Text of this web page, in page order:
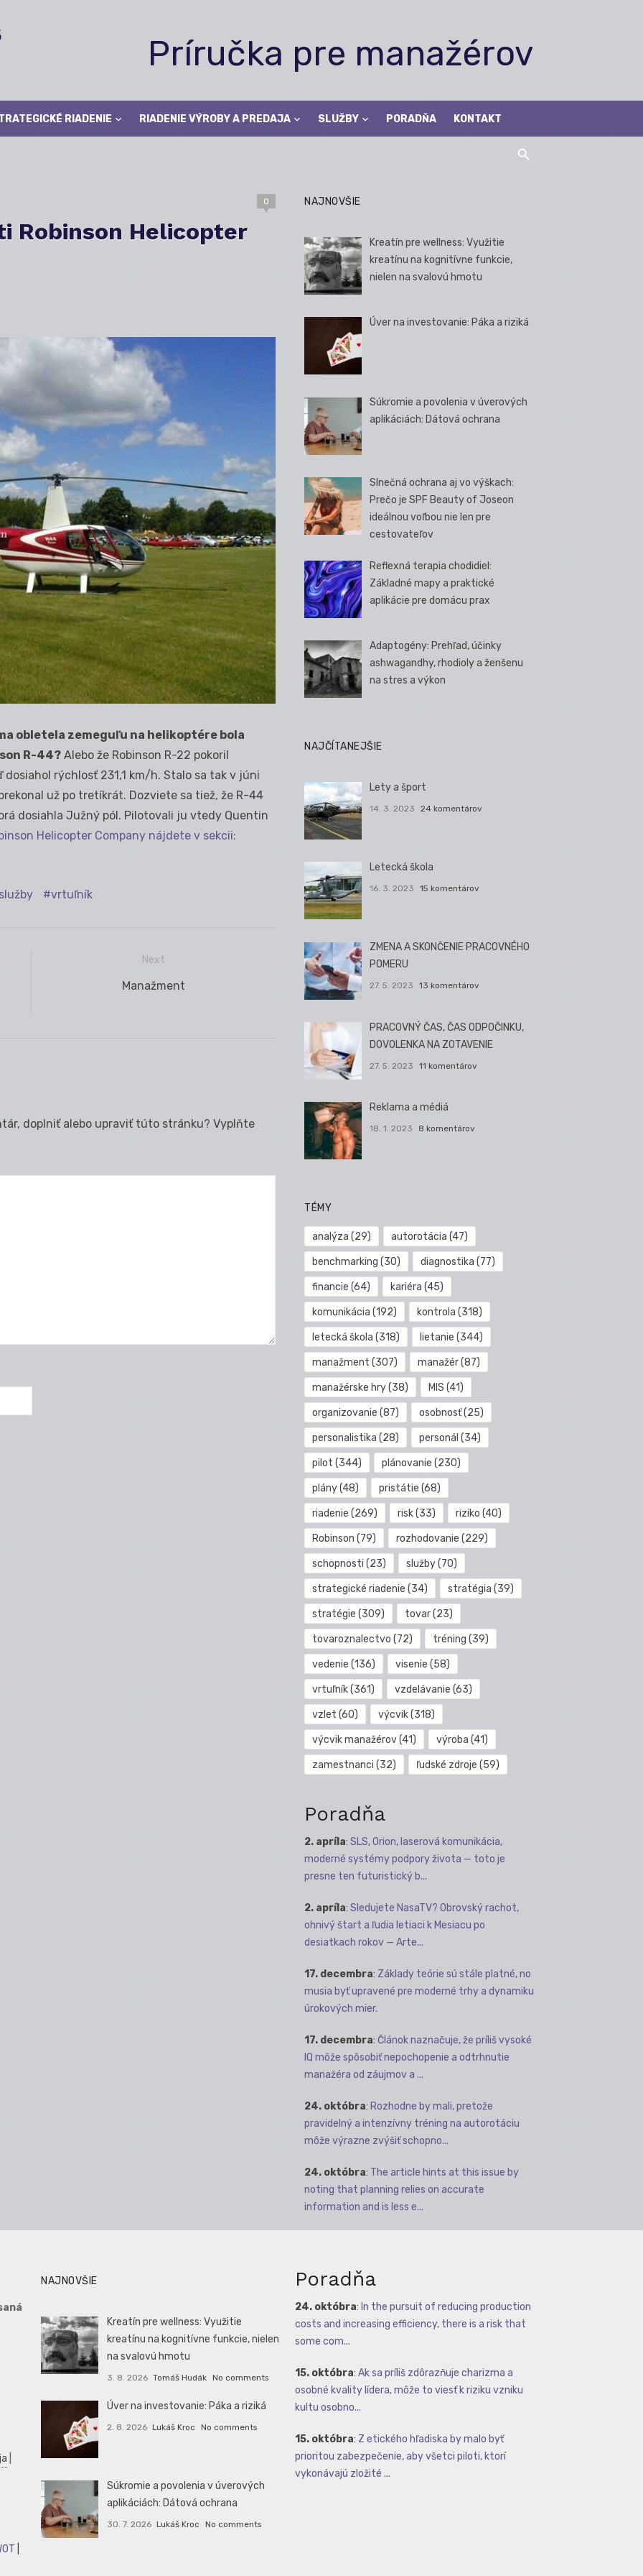
Príručka pre manažérov
RIADENIE RIADENIE VÝROBY A PREDAJA SLUŽBY PORADŇA KONTAKT
0
Robinson Helicopter
obletela zemeguľu na helikoptére bola
R-44? Alebo že Robinson R-22 pokoril
rýchlosť 231,1 km/h. Stalo sa tak v júni
už po tretíkrát. Dozviete sa tiež, že R-44
dosiahla Južný pól. Pilotovali ju vtedy Quentin
Helicopter Company nájdete v sekcii:
vrtuľník
Next
Next
Manažment
doplniť alebo upraviť túto stránku? Vyplňte
NAJNOVŠIE
Kreatín pre wellness: Využitie
kreatínu na kognitívne funkcie,
nielen na svalovú hmotu
Úver na investovanie: Páka a riziká
Súkromie a povolenia v úverových
aplikáciách: Dátová ochrana
Slnečná ochrana aj vo výškach:
Prečo je SPF Beauty of Joseon
ideálnou voľbou nie len pre
cestovateľov
Reflexná terapia chodidiel:
Základné mapy a praktické
aplikácie pre domácu prax
Adaptogény: Prehľad, účinky
ashwagandhy, rhodioly a ženšenu
na stres a výkon
NAJČÍTANEJŠIE
Lety a šport
14. 3. 2023 24 komentárov
Letecká škola
16. 3. 2023 15 komentárov
ZMENA A SKONČENIE PRACOVNÉHO
POMERU
27. 5. 2023 13 komentárov
PRACOVNÝ ČAS, ČAS ODPOČINKU,
DOVOLENKA NA ZOTAVENIE
27. 5. 2023 11 komentárov
Reklama a médiá
18. 1. 2023 8 komentárov
TÉMY
analýza (29) autorotácia (47)
benchmarking (30) diagnostika (77)
financie (64) kariéra (45)
komunikácia (192) kontrola (318)
letecká škola (318) lietanie (344)
manažment (307) manažér(87)
manažérske hry(38) MIS (41)
organizovanie (87) osobnosť(25)
personalistika (28) personál (34)
pilot (344) plánovanie (230)
plány(48) pristátie (68)
riadenie (269) risk(33) riziko (40)
Robinson (79) rozhodovanie (229)
schopnosti (23) služby(70)
strategické riadenie (34) stratégia (39)
stratégie (309) tovar(23)
tovaroznalectvo (72) tréning (39)
vedenie (136) visenie (58)
vrtuľník(361) vzdelávanie (63)
vzlet (60) výcvik(318)
výcvik manažérov(41) výroba (41)
zamestnanci (32) ľudské zdroje (59)
Poradňa
2. apríla: SLS, Orion, laserová komunikácia,
moderné systémy podpory života — toto je
presne ten futuristický b...
2. apríla: Sledujete NasaTV? Obrovský rachot,
ohnivý štart a ľudia letiaci k Mesiacu po
desiatkach rokov — Arte...
17. decembra: Základy teórie sú stále platné, no
musia byť upravené pre moderné trhy a dynamiku
úrokových mier.
17. decembra: Článok naznačuje, že príliš vysoké
IQ môže spôsobiť nepochopenie a odtrhnutie
manažéra od záujmov a ...
24. októbra: Rozhodne by mali, pretože
pravidelný a intenzívny tréning na autorotáciu
môže výrazne zvýšiť schopno...
24. októbra: The article hints at this issue by
noting that planning relies on accurate
information and is less e...
NAJNOVŠIE
Kreatín pre wellness: Využitie
kreatínu na kognitívne funkcie, nielen
na svalovú hmotu
3. 8. 2026 Tomáš Hudák No comments
Úver na investovanie: Páka a riziká
2. 8. 2026 Lukáš Kroc No comments
Súkromie a povolenia v úverových
aplikáciách: Dátová ochrana
30. 7. 2026 Lukáš Kroc No comments
Poradňa
24. októbra: In the pursuit of reducing production
costs and increasing efficiency, there is a risk that
some com...
15. októbra: Ak sa príliš zdôrazňuje charizma a
osobné kvality lídera, môže to viesť k riziku vzniku
kultu osobno...
15. októbra: Z etického hľadiska by malo byť
prioritou zabezpečenie, aby všetci piloti, ktorí
vykonávajú zložité ...